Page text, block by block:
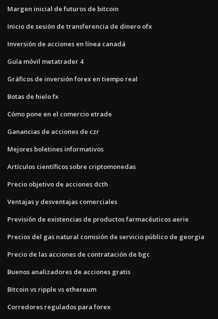
Margen inicial de futuros de bitcoin
Inicio de sesión de transferencia de dinero ofx
Inversión de acciones en línea canadá
Guía móvil metatrader 4
Gráficos de inversión forex en tiempo real
Botas de hielo fx
Cómo pone en el comercio etrade
Ganancias de acciones de czr
Mejores boletines informativos
Artículos científicos sobre criptomonedas
Precio objetivo de acciones dcth
Ventajas y desventajas comerciales
Previsión de existencias de productos farmacéuticos aerie
Precios del gas natural comisión de servicio público de georgia
Precio de las acciones de contratación de bgc
Buenos analizadores de acciones gratis
Bitcoin vs ripple vs ethereum
Corredores regulados para forex